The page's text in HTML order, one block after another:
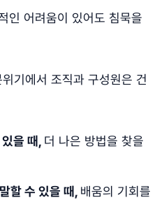
인 어려움이 있어도 침묵을
기에서 조직과 구성원은 건
을 때, 더 나은 방법을 찾을
할 수 있을 때, 배움의 기회를